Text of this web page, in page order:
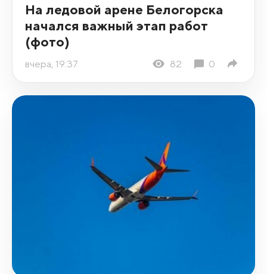
На ледовой арене Белогорска
начался важный этап работ
(фото)
вчера, 19:37 82 0